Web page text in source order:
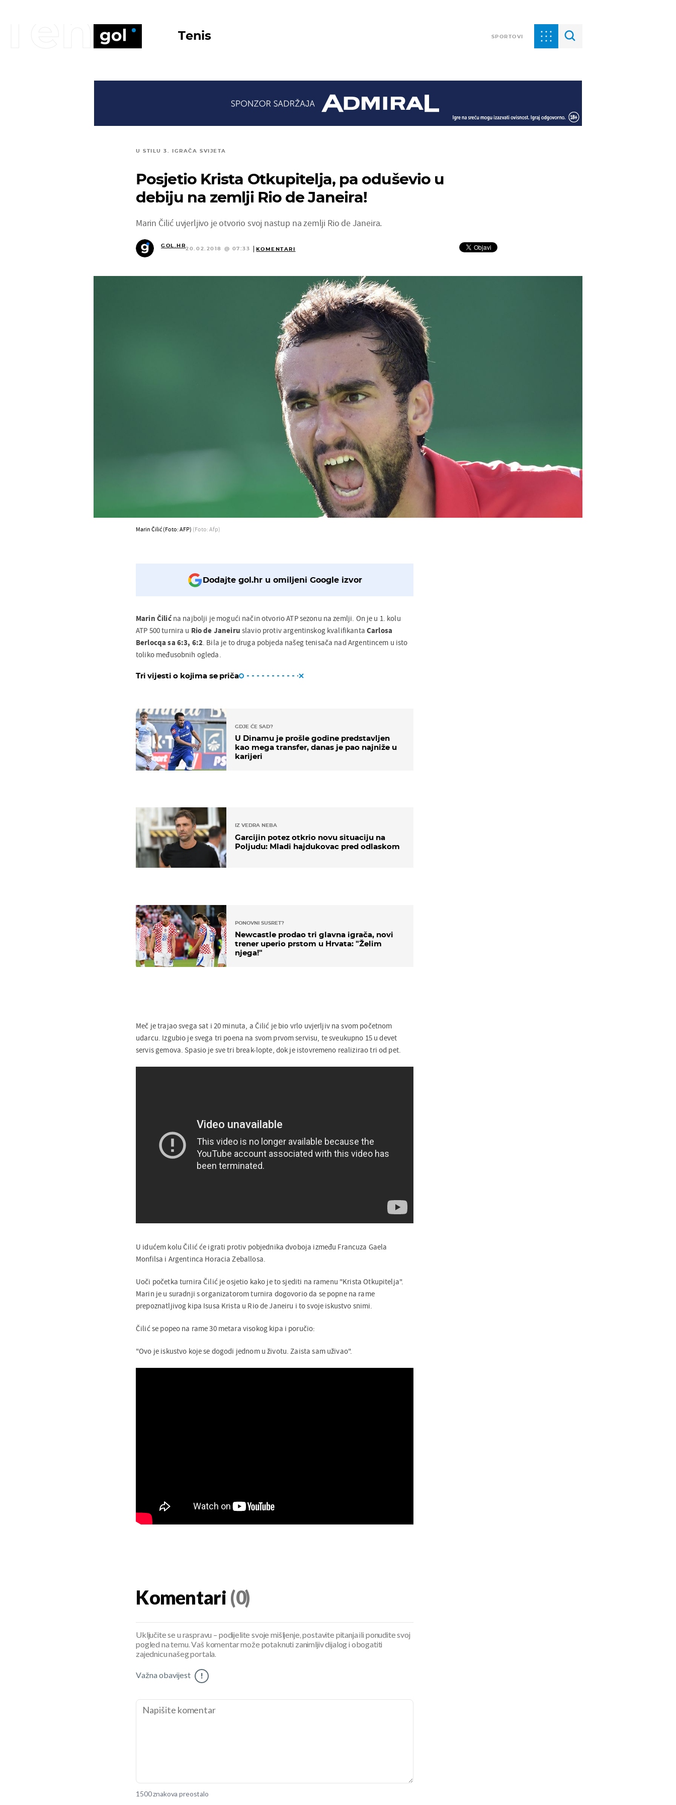
Tenis SPORTOVI
Tenis
U STILU 3. IGRAČA SVIJETA
Posjetio Krista Otkupitelja, pa oduševio u
debiju na zemlji Rio de Janeira!
Marin Čilić uvjerljivo je otvorio svoj nastup na zemlji Rio de Janeira.
GOL.HR
20.02.2018 @ 07:33 KOMENTARI
Marin Čilić (Foto: AFP) (Foto: Afp)
Dodajte gol.hr u omiljeni Google izvor
Marin Čilićna najbolji je mogući način otvorio ATP sezonu na zemlji. On je u 1. kolu
ATP 500 turnira u Rio de Janeiru slavio protiv argentinskog kvalifikanta Carlosa
Berlocqa sa 6:3, 6:2. Bila je to druga pobjeda našeg tenisača nad Argentincem u isto
toliko međusobnih ogleda.
Tri vijesti o kojima se priča
GDJE ĆE SAD?
U Dinamu je prošle godine predstavljen
kao mega transfer, danas je pao najniže u
karijeri
IZ VEDRA NEBA
Garcijin potez otkrio novu situaciju na
Poljudu: Mladi hajdukovac pred odlaskom
PONOVNI SUSRET?
Newcastle prodao tri glavna igrača, novi
trener uperio prstom u Hrvata: "Želim
njega!"
Meč je trajao svega sat i 20 minuta, a Čilić je bio vrlo uvjerljiv na svom početnom
udarcu. Izgubio je svega tri poena na svom prvom servisu, te sveukupno 15 u devet
servis gemova. Spasio je sve tri break-lopte, dok je istovremeno realizirao tri od pet.
U idućem kolu Čilić će igrati protiv pobjednika dvoboja između Francuza Gaela
Monfilsa i Argentinca Horacia Zeballosa.
Uoči početka turnira Čilić je osjetio kako je to sjediti na ramenu "Krista Otkupitelja".
Marin je u suradnji s organizatorom turnira dogovorio da se popne na rame
prepoznatljivog kipa Isusa Krista u Rio de Janeiru i to svoje iskustvo snimi.
Čilić se popeo na rame 30 metara visokog kipa i poručio:
"Ovo je iskustvo koje se dogodi jednom u životu. Zaista sam uživao".
Komentari (0)
Uključite se u raspravu – podijelite svoje mišljenje, postavite pitanja ili ponudite svoj
pogled na temu. Vaš komentar može potaknuti zanimljiv dijalog i obogatiti
zajednicu našeg portala.
Važna obavijest !
1500 znakova preostalo